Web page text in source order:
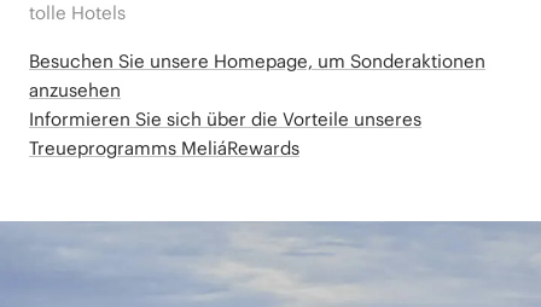
tolle Hotels
Besuchen Sie unsere Homepage, um Sonderaktionen
anzusehen
Informieren Sie sich über die Vorteile unseres
Treueprogramms MeliáRewards